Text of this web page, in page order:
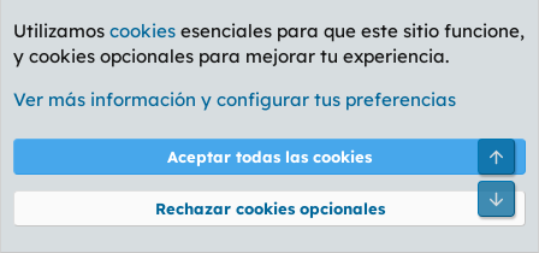
Apofis
Foro General
Masunos 43 26 Mar 2020
Fin del mundo. A quién beneficia y por qué. La
Foro General
Masunos 85 31 Jul 2025
El auténtico hilo de hamos: rechazando
Utilizamos cookies esenciales para que este sitio funcione,
y cookies opcionales para mejorar tu experiencia.
Ver más información y configurar tus preferencias
Aceptar todas las cookies
Rechazar cookies opcionales
Pie